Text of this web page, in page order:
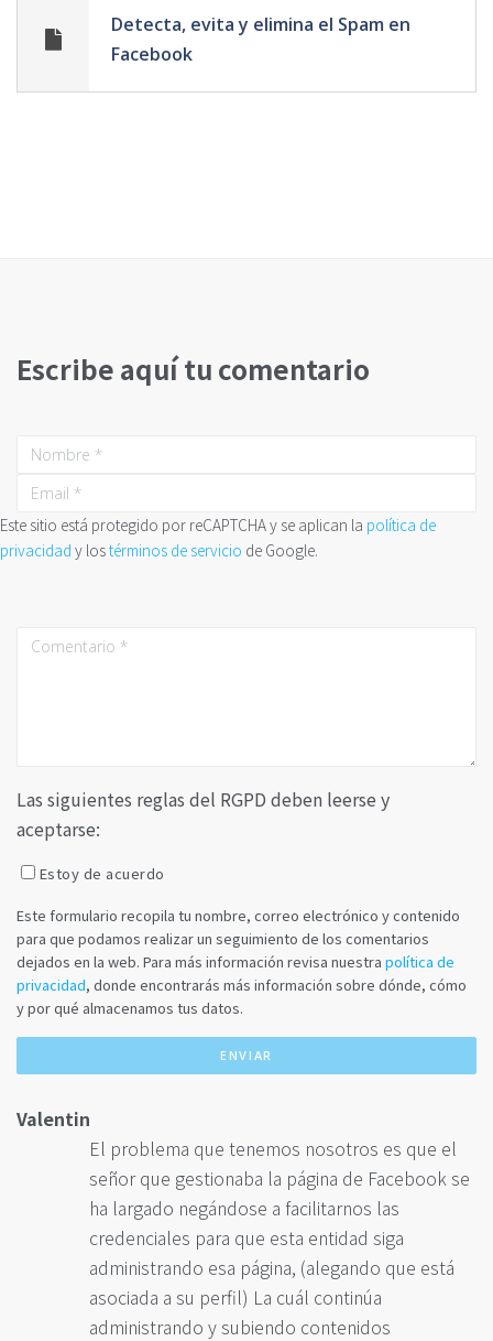
Detecta, evita y elimina el Spam en
Facebook
Escribe aquí tu comentario
Este sitio está protegido por reCAPTCHA y se aplican la política de
privacidad y lostérminos de servicio de Google.
Las siguientes reglas del RGPD deben leerse y
aceptarse:
Estoy de acuerdo
Este formulario recopila tu nombre, correo electrónico y contenido
para que podamos realizar un seguimiento de los comentarios
dejados en la web. Para más información revisa nuestra política de
privacidad, donde encontrarás más información sobre dónde, cómo
y por qué almacenamos tus datos.
Valentin
El problema que tenemos nosotros es que el
señor que gestionaba la página de Facebook se
ha largado negándose a facilitarnos las
credenciales para que esta entidad siga
administrando esa página, (alegando que está
asociada a su perfil) La cuál continúa
administrando y subiendo contenidos